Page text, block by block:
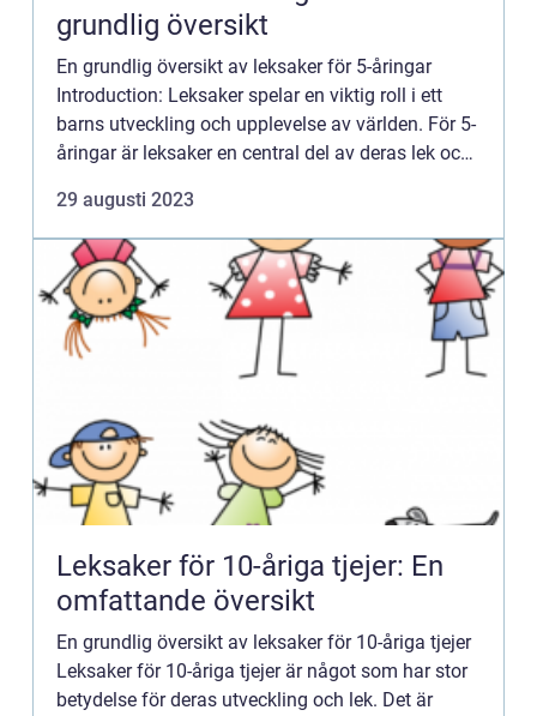
grundlig översikt
En grundlig översikt av leksaker för 5-åringar
Introduction: Leksaker spelar en viktig roll i ett
barns utveckling och upplevelse av världen. För 5-
åringar är leksaker en central del av deras lek och
29 augusti 2023
Leksaker för 10-åriga tjejer: En
omfattande översikt
En grundlig översikt av leksaker för 10-åriga tjejer
Leksaker för 10-åriga tjejer är något som har stor
betydelse för deras utveckling och lek. Det är